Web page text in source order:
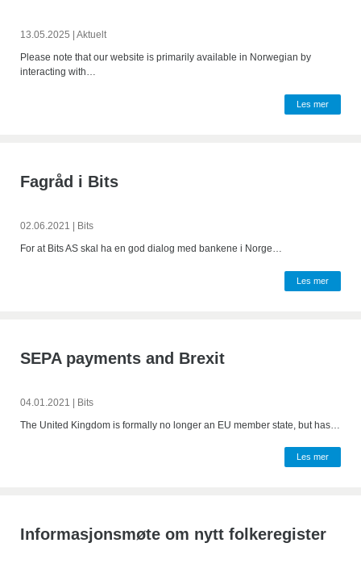
13.05.2025
Aktuelt
Please note that our website is primarily available in Norwegian by
interacting with…
Les mer
Fagråd i Bits
02.06.2021 | Bits
For at Bits AS skal ha en god dialog med bankene i Norge…
Les mer
SEPA payments and Brexit
04.01.2021 | Bits
The United Kingdom is formally no longer an EU member state, but has…
Les mer
Informasjonsmøte om nytt folkeregister